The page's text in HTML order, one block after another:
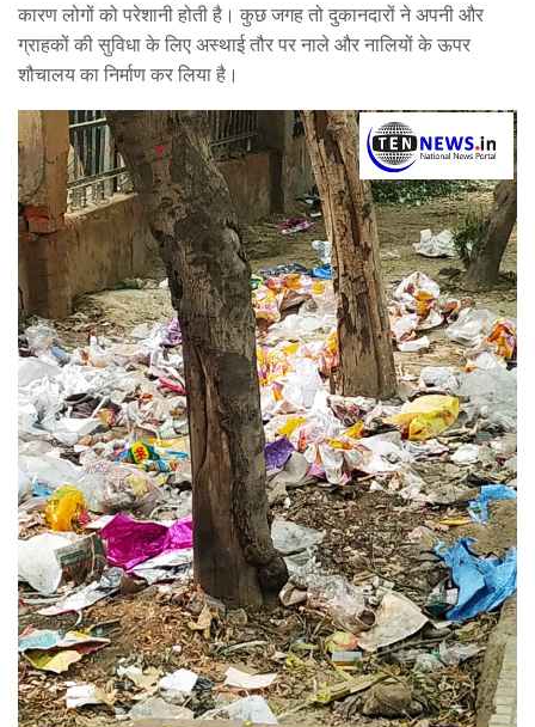
कारण लोगों को परेशानी होती है। कुछ जगह तो दुकानदारों ने अपनी और
ग्राहकों की सुविधा के लिए अस्थाई तौर पर नाले और नालियों के ऊपर
शौचालय का निर्माण कर लिया है।